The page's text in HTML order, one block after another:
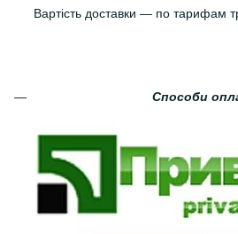
Вартість доставки — по тарифам
Способи